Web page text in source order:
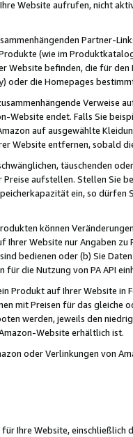
Website aufrufen, nicht
Partner-
(wie im
Website befinden, die für
oder die Homepages
Website endet. Falls Sie
auf ausgewählte
Website entfernen, sobald
täuschenden
aufstellen. Stellen Sie
ein, so dürfen
können
Website nur Angaben
bedienen oder (b) Sie
die Nutzung von PA API
Produkt auf Ihrer Website
mit Preisen für das
werden, jeweils den
Website erhältlich ist.
oder Verlinkungen von
Ihre Website,